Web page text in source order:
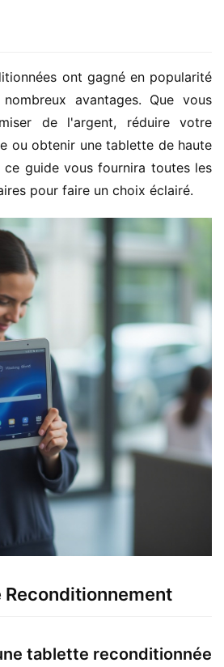
ont gagné en popularité
avantages. Que vous
de l'argent, réduire votre
ou obtenir une tablette de haute
guide vous fournira toutes les
pour faire un choix éclairé.
Reconditionnement
tablette reconditionnée